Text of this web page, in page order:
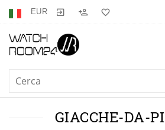
EUR
GIACCHE-DA-